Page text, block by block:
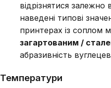
відрізнятися
наведені типові
принтерах із соплом
загартованим /
абразивність
Температури